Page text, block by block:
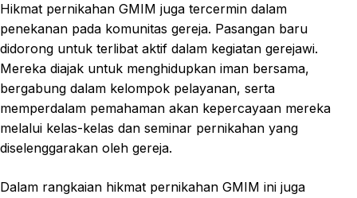
Hikmat pernikahan GMIM juga tercermin dalam
penekanan pada komunitas gereja. Pasangan baru
didorong untuk terlibat aktif dalam kegiatan gerejawi.
Mereka diajak untuk menghidupkan iman bersama,
bergabung dalam kelompok pelayanan, serta
memperdalam pemahaman akan kepercayaan mereka
melalui kelas-kelas dan seminar pernikahan yang
diselenggarakan oleh gereja.
Dalam rangkaian hikmat pernikahan GMIM ini juga